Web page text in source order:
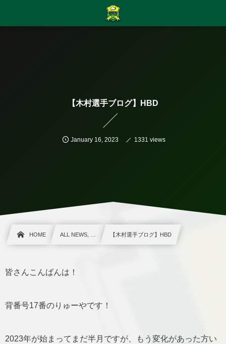
【木村選手ブログ】HBD
January 16,2023 1331 views
HOME ALL NEWS, … 【木村選手ブログ】HBD
皆さんこんばんは！
背番号17番のりゅーやです！
2023年が始まってまだ半月ですが、もう変化があった方い